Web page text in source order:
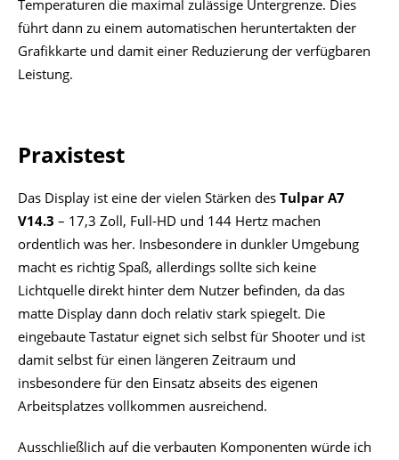
Temperaturen die maximal zulässige Untergrenze. Dies
führt dann zu einem automatischen heruntertakten der
Grafikkarte und damit einer Reduzierung der verfügbaren
Leistung.
Praxistest
Das Display ist eine der vielen Stärken des Tulpar A7
V14.3 – 17,3 Zoll, Full-HD und 144 Hertz machen
ordentlich was her. Insbesondere in dunkler Umgebung
macht es richtig Spaß, allerdings sollte sich keine
Lichtquelle direkt hinter dem Nutzer befinden, da das
matte Display dann doch relativ stark spiegelt. Die
eingebaute Tastatur eignet sich selbst für Shooter und ist
damit selbst für einen längeren Zeitraum und
insbesondere für den Einsatz abseits des eigenen
Arbeitsplatzes vollkommen ausreichend.
Ausschließlich auf die verbauten Komponenten würde ich